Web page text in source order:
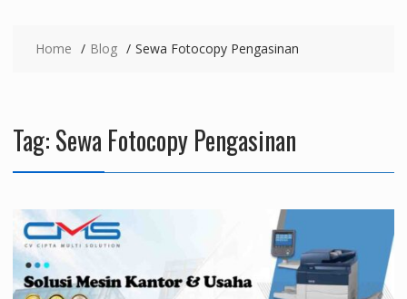
Home Blog Sewa Fotocopy Pengasinan
Tag:Sewa Fotocopy Pengasinan